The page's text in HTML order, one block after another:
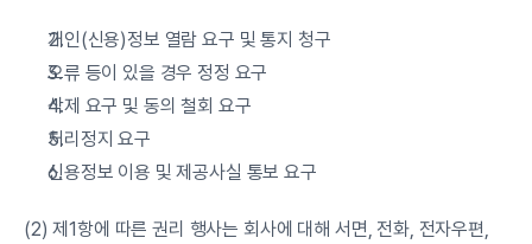
개인(신용)정보 열람 요구 및 통지 청구
오류 등이 있을 경우 정정 요구
삭제 요구 및 동의 철회 요구
처리정지 요구
신용정보 이용 및 제공사실 통보 요구
(2) 제1항에 따른 권리 행사는 회사에 대해 서면, 전화, 전자우편,